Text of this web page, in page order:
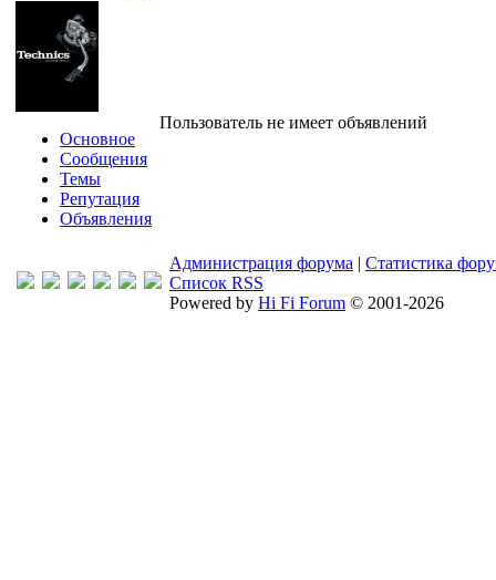
Основное
Сообщения
Темы
Репутация
Объявления
Пользователь не имеет объявлений
Администрация форума | Статистика
Список RSS
Powered by Hi Fi Forum © 2001-2026